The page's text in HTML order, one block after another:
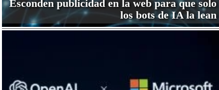
Esconden publicidad en la web para que solo
los bots de IA la lean